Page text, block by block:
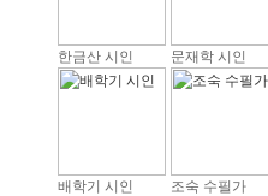
한금산 시인 문재학 시인
배학기 시인 조숙 수필가